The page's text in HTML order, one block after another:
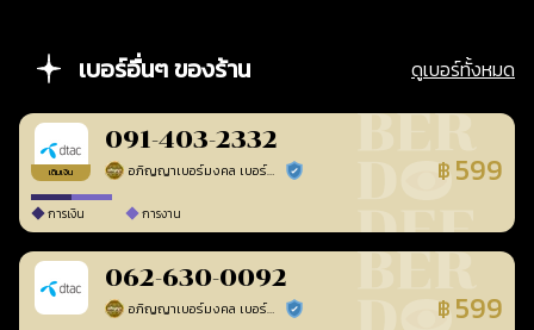
เบอร์อื่นๆ ของร้าน ดูเบอร์ทั้งหมด
เติมเงิน
091-403-2332
อภิญญาเบอร์มงคล เบอร์สวยเลขศาสตร์ ร้านยืนยันแล้ว ฿ 599
การเงิน การงาน
062-630-0092
อภิญญาเบอร์มงคล เบอร์สวยเลขศาสตร์ ร้านยืนยันแล้ว ฿ 599